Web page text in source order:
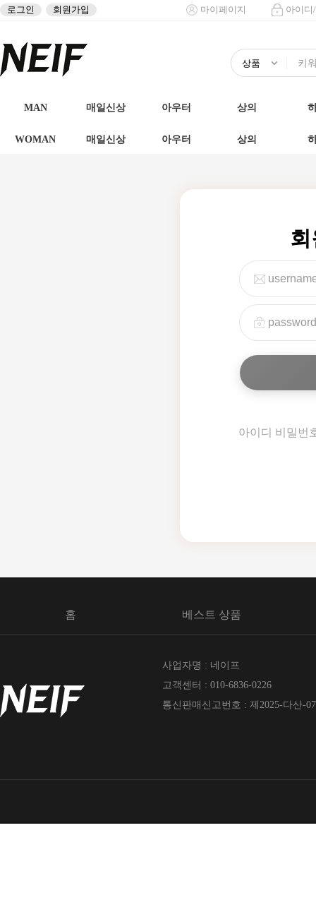
로그인 회원가입 마이페이지 아이디
MAN 매일신상 아우터 상의
WOMAN 매일신상 아우터 상의
아이디 비밀번
홈 베스트 상품
사업자명 : 네이프
고객센터 : 010-6836-0226
통신판매신고번호 : 제2025-다산-